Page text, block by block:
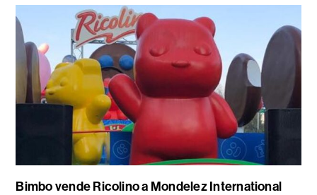
Bimbo vende Ricolino a Mondelez International